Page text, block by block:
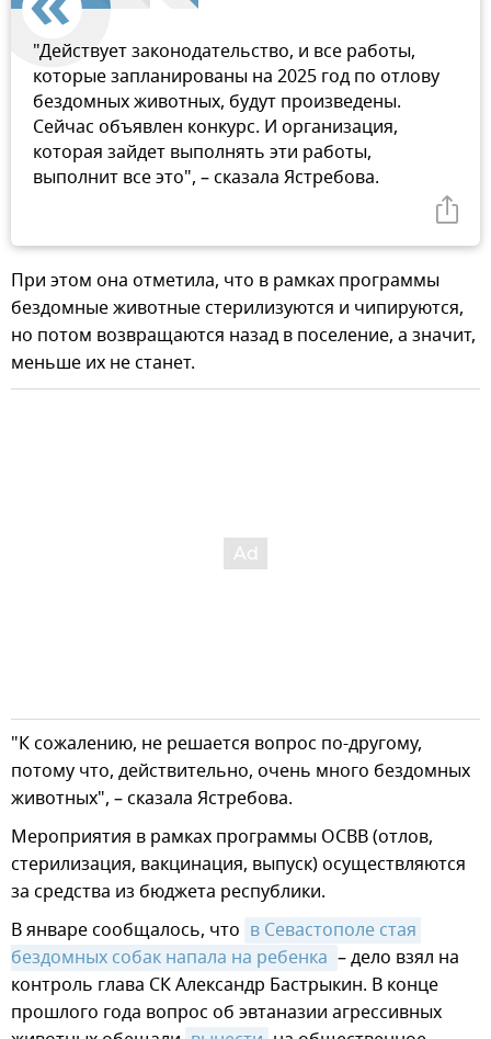
"Действует законодательство, и все работы,
которые запланированы на 2025 год по отлову
бездомных животных, будут произведены.
Сейчас объявлен конкурс. И организация,
которая зайдет выполнять эти работы,
выполнит все это", – сказала Ястребова.
При этом она отметила, что в рамках программы
бездомные животные стерилизуются и чипируются,
но потом возвращаются назад в поселение, а значит,
меньше их не станет.
"К сожалению, не решается вопрос по-другому,
потому что, действительно, очень много бездомных
животных", – сказала Ястребова.
Мероприятия в рамках программы ОСВВ (отлов,
стерилизация, вакцинация, выпуск) осуществляются
за средства из бюджета республики.
В январе сообщалось, что в Севастополе стая
бездомных собак напала на ребенка – дело взял на
контроль глава СК Александр Бастрыкин. В конце
прошлого года вопрос об эвтаназии агрессивных